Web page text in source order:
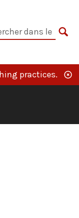
practices.